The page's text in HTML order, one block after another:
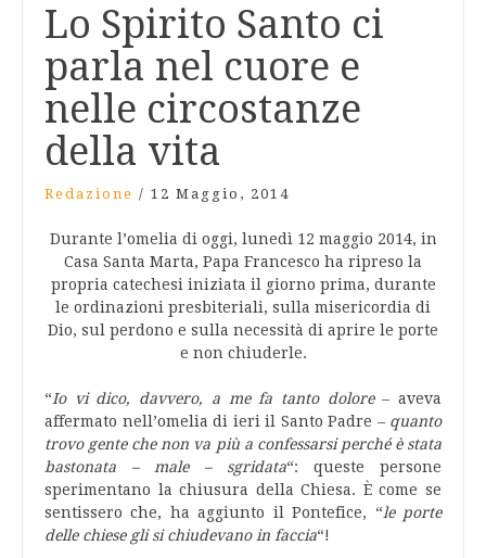
Lo Spirito Santo ci
parla nel cuore e
nelle circostanze
della vita
Redazione / 12 Maggio, 2014
Durante l’omelia di oggi, lunedì 12 maggio 2014, in
Casa Santa Marta, Papa Francesco ha ripreso la
propria catechesi iniziata il giorno prima, durante
le ordinazioni presbiteriali, sulla misericordia di
Dio, sul perdono e sulla necessità di aprire le porte
e non chiuderle.
“Io vi dico, davvero, a me fa tanto dolore– aveva
affermato nell’omelia di ieri il Santo Padre – quanto
trovo gente che non va più a confessarsi perché è stata
bastonata – male – sgridata“: queste persone
sperimentano la chiusura della Chiesa. È come se
sentissero che, ha aggiunto il Pontefice, “le porte
delle chiese gli si chiudevano in faccia“!